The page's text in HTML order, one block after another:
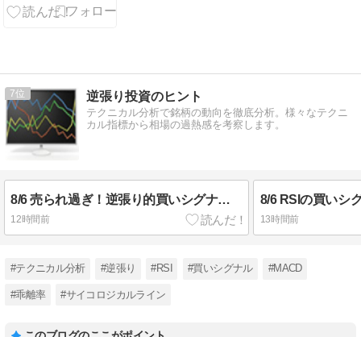
ツ利確を重ね
7 逆張り投資のヒント
テクニカル分析で銘柄の動向を徹底分析。様々なテクニ
カル指標から相場の過熱感を考察します。
8/6 売られ過ぎ！逆張り的買いシグナル多数の銘柄
12時間前
8/6 RSIの買いシ
13時間前
#テクニカル分析 #逆張り #RSI #買いシグナル #MACD
#乖離率 #サイコロジカルライン